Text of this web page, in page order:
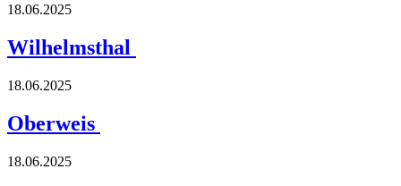
18.06.2025
Wilhelmsthal
18.06.2025
Oberweis
18.06.2025